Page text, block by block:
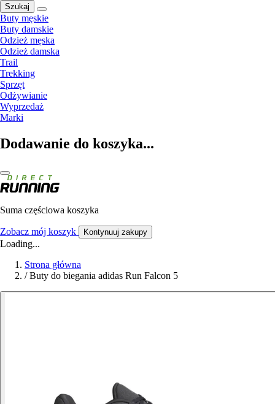
Szukaj
Buty męskie
Buty damskie
Odzież męska
Odzież damska
Trail
Trekking
Sprzęt
Odżywianie
Wyprzedaż
Marki
Dodawanie do koszyka...
Suma częściowa koszyka
Zobacz mój koszyk Kontynuuj zakupy
Loading...
Strona główna
/ Buty do biegania adidas Run Falcon 5